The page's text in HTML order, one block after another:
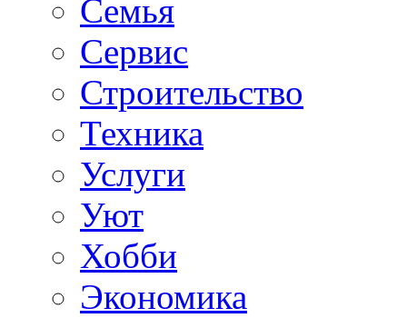
Семья
Сервис
Строительство
Техника
Услуги
Уют
Хобби
Экономика